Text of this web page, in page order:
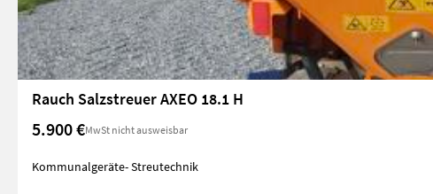
Rauch Salzstreuer AXEO 18.1 H
5.900 €MwSt nicht ausweisbar
Kommunalgeräte- Streutechnik